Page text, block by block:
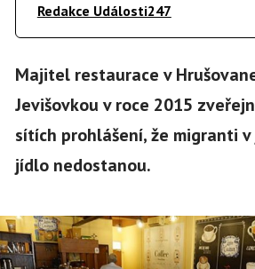
Redakce Události247
Majitel restaurace v
Jevišovkou v roce 2015
sítích prohlášení, že migranti
jídlo nedostanou.